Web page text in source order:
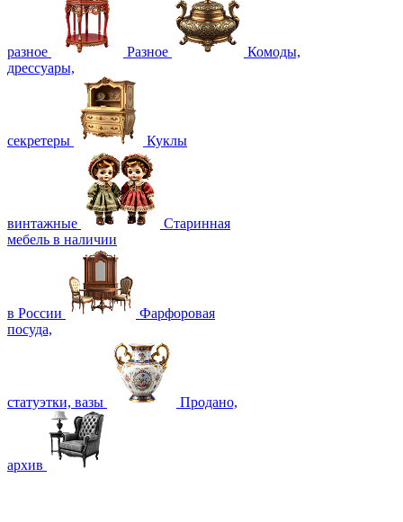
разное Разное
Комоды,
дрессуары,
секретеры Куклы
винтажные
Старинная
мебель в наличии
в России
Фарфоровая
посуда,
статуэтки, вазы Продано,
архив